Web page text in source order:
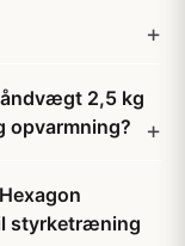
2,5 kg
opvarmning?
styrketræning